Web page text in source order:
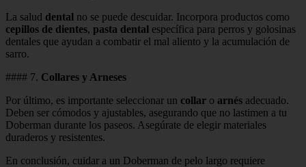
La salud dental no se puede descuidar. Incorpora productos como
cepillos de dientes, pasta dental específica para perros y golosinas
dentales que ayudan a combatir el mal aliento y la acumulación de
sarro.
#### 7. Collares y Arneses
Por último, es importante seleccionar un collar o arnés adecuado.
Deben ser cómodos y ajustables, asegurando que no lastimen a tu
Doberman durante los paseos. Asegúrate de elegir materiales
duraderos y resistentes.
En conclusión, cuidar a un Doberman de pelo largo requiere